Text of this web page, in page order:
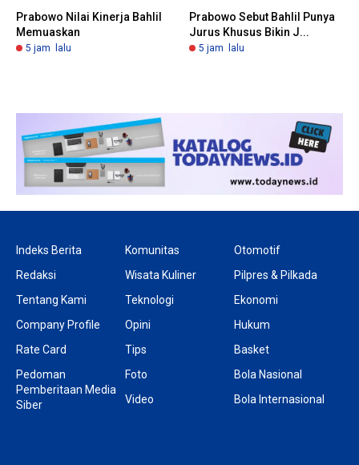
Prabowo Nilai Kinerja Bahlil
Memuaskan
5 jam lalu
Prabowo Sebut Bahlil Punya
Jurus Khusus Bikin J...
5 jam lalu
Indeks Berita
Redaksi
Tentang Kami
Company Profile
Rate Card
Pedoman
Pemberitaan Media
Siber
Komunitas
Wisata Kuliner
Teknologi
Opini
Tips
Foto
Video
Otomotif
Pilpres & Pilkada
Ekonomi
Hukum
Basket
Bola Nasional
Bola Internasional